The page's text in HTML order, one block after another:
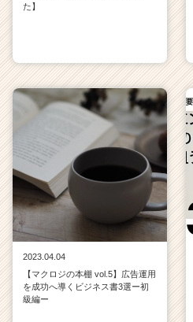
た】
2023.04.04
【マクロジの本棚 vol.5】広告運用
を成功へ導くビジネス書3選ー初
級編ー